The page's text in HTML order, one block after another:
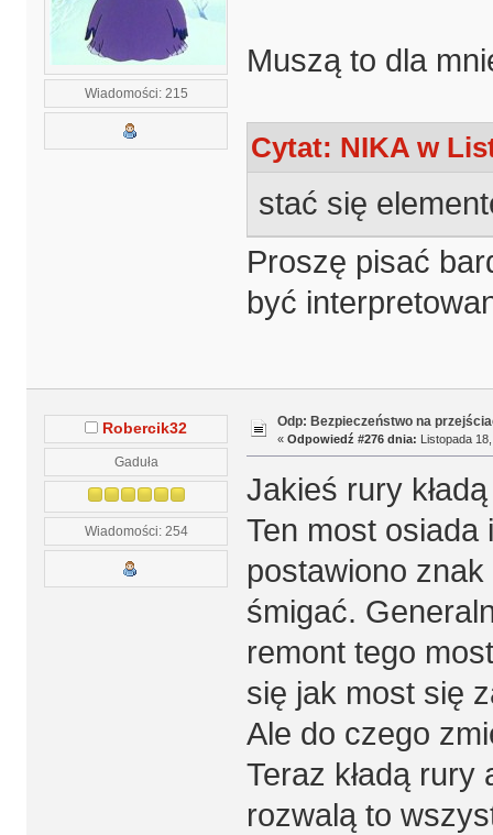
Wiadomości: 215
Muszą to dla
Cytat: NIKA w
stać się
Proszę pisać
być
Robercik32
Gaduła
Wiadomości: 254
Odp: Bezpieczeństwo na
« Odpowiedź #276 dnia: Listopada
Jakieś rury
Ten most osiada
postawiono
śmigać.
remont tego
się jak most się
Ale do czego
Teraz kładą
rozwalą to